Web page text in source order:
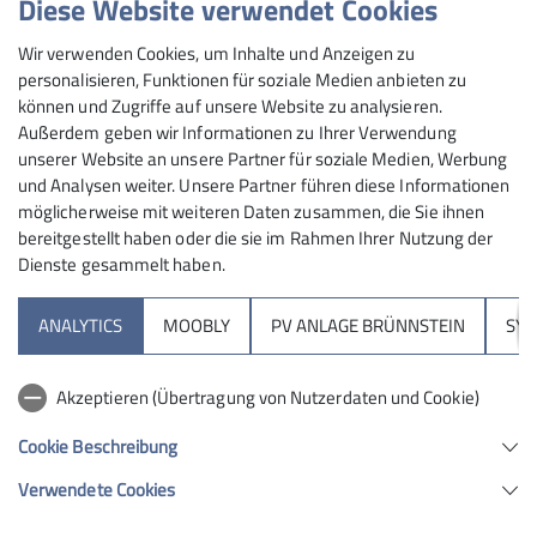
Maximale Teilnehmeranzahl
10
Sektion
Hochrieshütte
Sektion Rosenheim des Deutschen Alpenvereins e.V.
Diese Website verwendet Cookies
Wir verwenden Cookies, um Inhalte und Anzeigen zu
personalisieren, Funktionen für soziale Medien anbieten zu
können und Zugriffe auf unsere Website zu analysieren.
Außerdem geben wir Informationen zu Ihrer Verwendung
unserer Website an unsere Partner für soziale Medien, Werbung
und Analysen weiter. Unsere Partner führen diese Informationen
möglicherweise mit weiteren Daten zusammen, die Sie ihnen
bereitgestellt haben oder die sie im Rahmen Ihrer Nutzung der
Dienste gesammelt haben.
ANALYTICS MOOBLY PV ANLAGE BRÜNNSTEIN
Akzeptieren (Übertragung von Nutzerdaten und Cookie)
Cookie Beschreibung
Verwendete Cookies